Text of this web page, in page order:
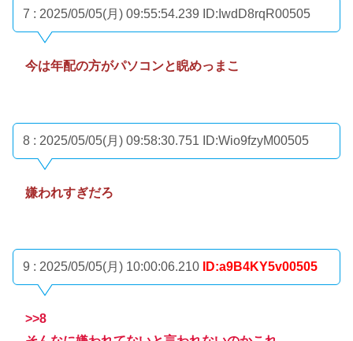
7 : 2025/05/05(月) 09:55:54.239 ID:IwdD8rqR00505
今は年配の方がパソコンと睨めっまこ
8 : 2025/05/05(月) 09:58:30.751 ID:Wio9fzyM00505
嫌われすぎだろ
9 : 2025/05/05(月) 10:00:06.210 ID:a9B4KY5v00505
>>8